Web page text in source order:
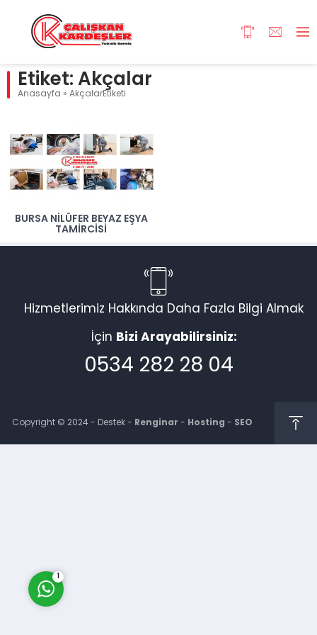
Etiket: Akçalar
Anasayfa » AkçalarEtiketi
BURSA NILÜFER BEYAZ EŞYA
TAMIRCISI
Hizmetlerimiz Hakkında Daha Fazla Bilgi Almak
İçin Bizi Arayabilirsiniz:
0534 282 28 04
Copyright © 2024 - Destek - Renginar - Hosting - SEO